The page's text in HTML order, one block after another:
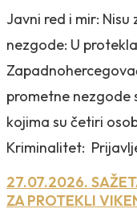
Javni red i mir:
nezgode: U
prometne nezgode
kojima su četiri
Kriminalitet:
27.07.2026.
ZA PROTEKLI